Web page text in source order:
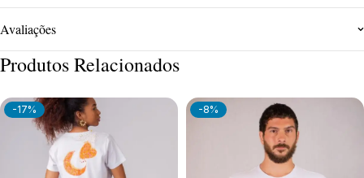
Avaliações
Produtos Relacionados
-17% -8%